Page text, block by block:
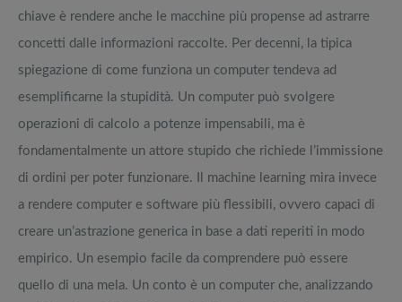
chiave è rendere anche le macchine più propense ad astrarre
concetti dalle informazioni raccolte. Per decenni, la tipica
spiegazione di come funziona un computer tendeva ad
esemplificarne la stupidità. Un computer può svolgere
operazioni di calcolo a potenze impensabili, ma è
fondamentalmente un attore stupido che richiede l’immissione
di ordini per poter funzionare. Il machine learning mira invece
a rendere computer e software più flessibili, ovvero capaci di
creare un’astrazione generica in base a dati reperiti in modo
empirico. Un esempio facile da comprendere può essere
quello di una mela. Un conto è un computer che, analizzando